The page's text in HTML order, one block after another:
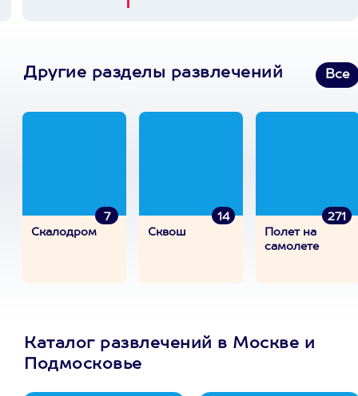
Другие разделы развлечений Все
7
Скалодром
14
Сквош
271
Полет на
самолете
Каталог развлечений в Москве и
Подмосковье